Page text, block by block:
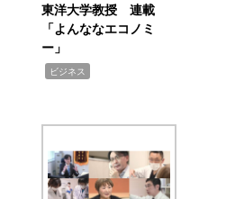
東洋大学教授 連載
「よんななエコノミ
ー」
ビジネス